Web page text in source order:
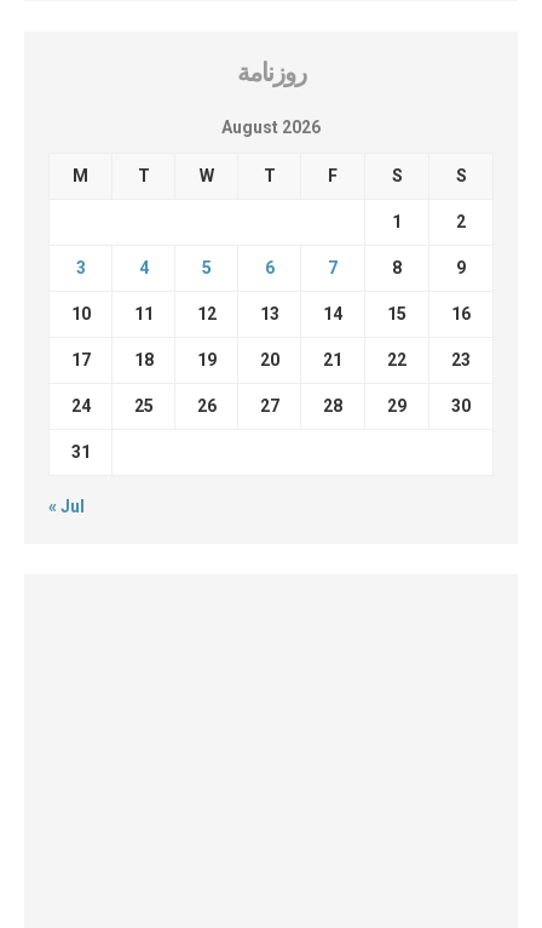
روزنامة
August 2026
M T W T F S S
1 2
3 4 5 6 7 8 9
10 11 12 13 14 15 16
17 18 19 20 21 22 23
24 25 26 27 28 29 30
31
« Jul